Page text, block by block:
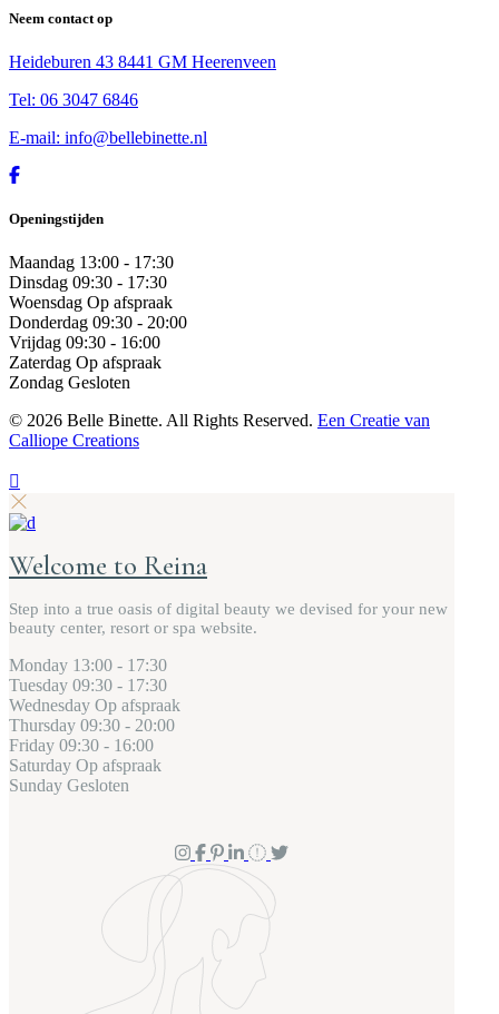
Neem contact op
Heideburen 43 8441 GM Heerenveen
Tel: 06 3047 6846
E-mail: info@bellebinette.nl
Openingstijden
Maandag 13:00 - 17:30
Dinsdag 09:30 - 17:30
Woensdag Op afspraak
Donderdag 09:30 - 20:00
Vrijdag 09:30 - 16:00
Zaterdag Op afspraak
Zondag Gesloten
© 2026 Belle Binette. All Rights Reserved. Een Creatie van
Calliope Creations
Welcome to Reina
Step into a true oasis of digital beauty we devised for your new
beauty center, resort or spa website.
Monday 13:00 - 17:30
Tuesday 09:30 - 17:30
Wednesday Op afspraak
Thursday 09:30 - 20:00
Friday 09:30 - 16:00
Saturday Op afspraak
Sunday Gesloten